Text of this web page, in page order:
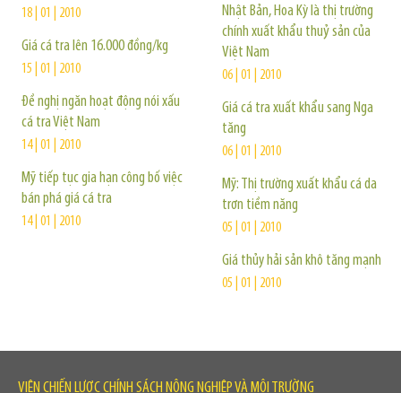
18 | 01 | 2010
Giá cá tra lên 16.000 đồng/kg
15 | 01 | 2010
Đề nghị ngăn hoạt động nói xấu
cá tra Việt Nam
14 | 01 | 2010
Mỹ tiếp tục gia hạn công bố việc
bán phá giá cá tra
14 | 01 | 2010
Nhật Bản, Hoa Kỳ là thị trường
chính xuất khẩu thuỷ sản của
Việt Nam
06 | 01 | 2010
Giá cá tra xuất khẩu sang Nga
tăng
06 | 01 | 2010
Mỹ: Thị trường xuất khẩu cá da
trơn tiềm năng
05 | 01 | 2010
Giá thủy hải sản khô tăng mạnh
05 | 01 | 2010
VIỆN CHIẾN LƯỢC CHÍNH SÁCH NÔNG NGHIỆP VÀ MÔI TRƯỜNG